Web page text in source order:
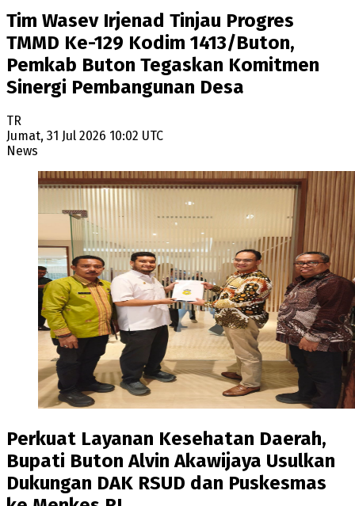
Tim Wasev Irjenad Tinjau Progres
TMMD Ke-129 Kodim 1413/Buton,
Pemkab Buton Tegaskan Komitmen
Sinergi Pembangunan Desa
TR
Jumat, 31 Jul 2026 10:02 UTC
News
Perkuat Layanan Kesehatan Daerah,
Bupati Buton Alvin Akawijaya Usulkan
Dukungan DAK RSUD dan Puskesmas